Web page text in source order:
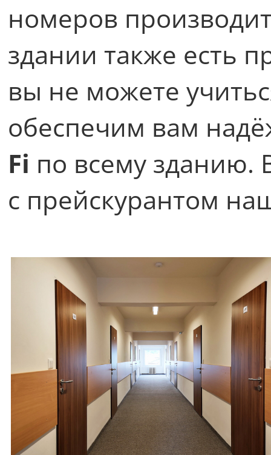
номеров
здании также есть
вы не можете
обеспечим вам
Fi по всему зданию.
с прейскурантом